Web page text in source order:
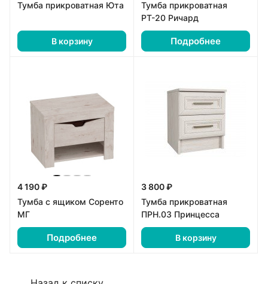
Тумба прикроватная Юта
В корзину
Тумба прикроватная
РТ-20 Ричард
Подробнее
4 190 ₽
Тумба с ящиком Соренто
МГ
Подробнее
3 800 ₽
Тумба прикроватная
ПРН.03 Принцесса
В корзину